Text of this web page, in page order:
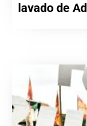
lavado de